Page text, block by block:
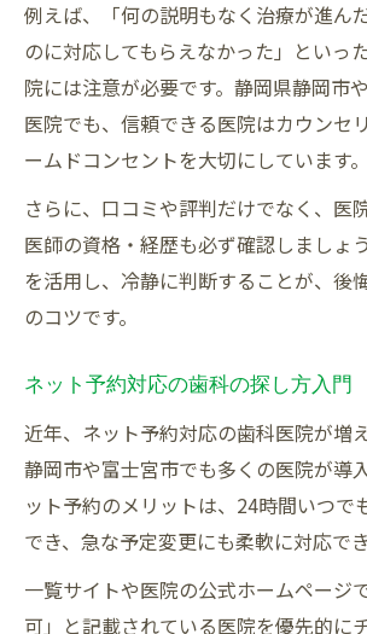
例えば、「何の説明もなく治療が進ん
のに対応してもらえなかった」といっ
院には注意が必要です。静岡県静岡市
医院でも、信頼できる医院はカウンセ
ームドコンセントを大切にしています。
さらに、口コミや評判だけでなく、医
医師の資格・経歴も必ず確認しましょ
を活用し、冷静に判断することが、後
のコツです。
ネット予約対応の歯科の探し方入門
近年、ネット予約対応の歯科医院が増
静岡市や富士宮市でも多くの医院が導
ット予約のメリットは、24時間いつで
でき、急な予定変更にも柔軟に対応でき
一覧サイトや医院の公式ホームページ
可」と記載されている医院を優先的に